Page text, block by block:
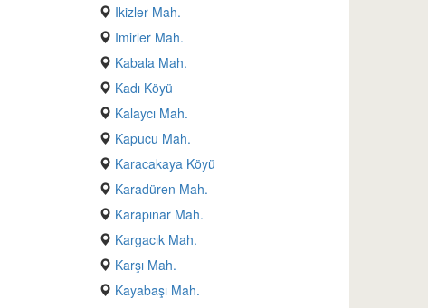
Ikizler Mah.
Imirler Mah.
Kabala Mah.
Kadı Köyü
Kalaycı Mah.
Kapucu Mah.
Karacakaya Köyü
Karadüren Mah.
Karapınar Mah.
Kargacık Mah.
Karşı Mah.
Kayabaşı Mah.